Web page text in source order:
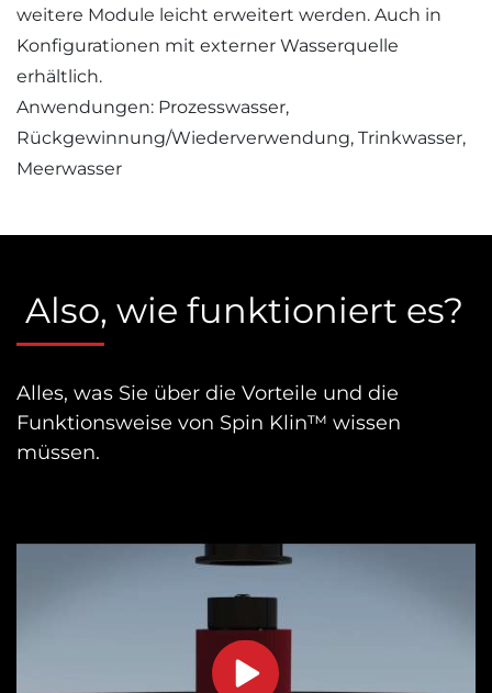
weitere Module leicht erweitert werden. Auch in
Konfigurationen mit externer Wasserquelle
erhältlich.
Anwendungen: Prozesswasser,
Rückgewinnung/Wiederverwendung, Trinkwasser,
Meerwasser
Also, wie funktioniert es?
Alles, was Sie über die Vorteile und die
Funktionsweise von Spin Klin™ wissen
müssen.